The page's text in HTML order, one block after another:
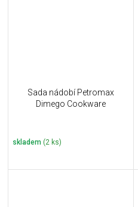
Sada nádobí Petromax
Dimego Cookware
skladem (2 ks)